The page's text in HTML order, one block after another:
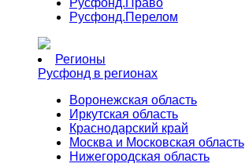
Русфонд.Право
Русфонд.Перелом
Регионы
Русфонд в регионах
Воронежская область
Иркутская область
Краснодарский край
Москва и Московская область
Нижегородская область